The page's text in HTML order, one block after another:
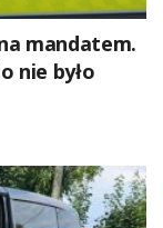
mandatem.
nie było